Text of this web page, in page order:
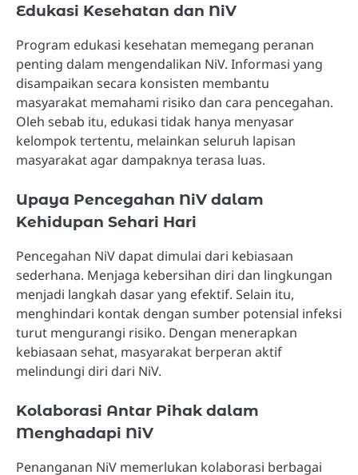
Edukasi Kesehatan dan NiV
Program edukasi kesehatan memegang peranan
penting dalam mengendalikan NiV. Informasi yang
disampaikan secara konsisten membantu
masyarakat memahami risiko dan cara pencegahan.
Oleh sebab itu, edukasi tidak hanya menyasar
kelompok tertentu, melainkan seluruh lapisan
masyarakat agar dampaknya terasa luas.
Upaya Pencegahan NiV dalam
Kehidupan Sehari Hari
Pencegahan NiV dapat dimulai dari kebiasaan
sederhana. Menjaga kebersihan diri dan lingkungan
menjadi langkah dasar yang efektif. Selain itu,
menghindari kontak dengan sumber potensial infeksi
turut mengurangi risiko. Dengan menerapkan
kebiasaan sehat, masyarakat berperan aktif
melindungi diri dari NiV.
Kolaborasi Antar Pihak dalam
Menghadapi NiV
Penanganan NiV memerlukan kolaborasi berbagai